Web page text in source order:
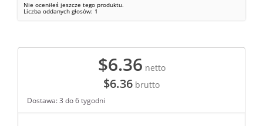
Nie oceniłeś jeszcze tego produktu.
Liczba oddanych głosów: 1
$6.36 netto
$6.36 brutto
Dostawa: 3 do 6 tygodni